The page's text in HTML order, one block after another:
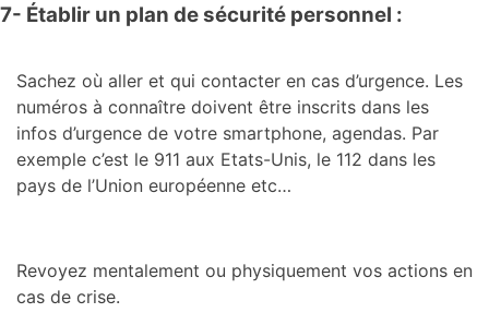
7- Établir un plan de sécurité personnel :
Sachez où aller et qui contacter en cas d’urgence. Les
numéros à connaître doivent être inscrits dans les
infos d’urgence de votre smartphone, agendas. Par
exemple c’est le 911 aux Etats-Unis, le 112 dans les
pays de l’Union européenne etc…
Revoyez mentalement ou physiquement vos actions en
cas de crise.